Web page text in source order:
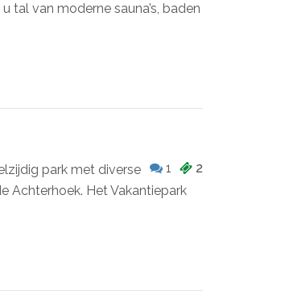
tal van moderne sauna’s, baden
2
1
park met diverse
Achterhoek. Het Vakantiepark